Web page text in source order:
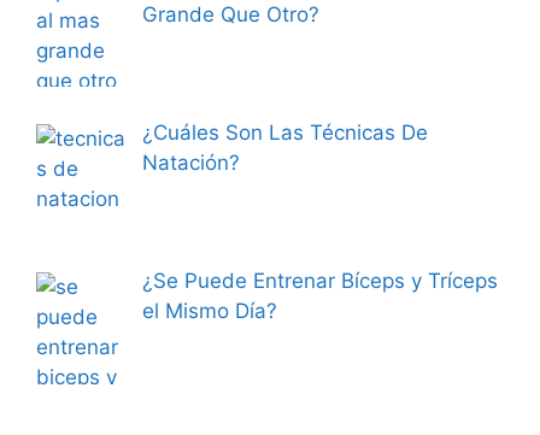
Grande Que Otro?
¿Cuáles Son Las Técnicas De
Natación?
¿Se Puede Entrenar Bíceps y Tríceps
el Mismo Día?